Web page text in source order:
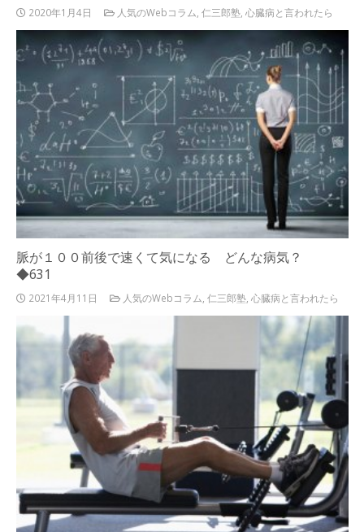
2020年1月4日 人気のWebコラム ,仁三郎塾 ,心臓病と言われたら
脈が１００前後で速くて気になる どんな病気？
◆631
2021年4月11日 人気のWebコラム ,仁三郎塾 ,心臓病と言われたら